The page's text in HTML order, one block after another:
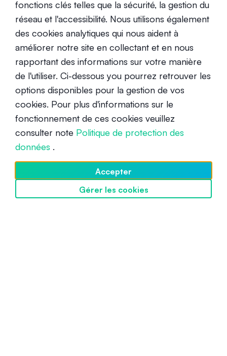
Débutant 2 juillet 2025
Les DEX les plus populaires pour
échanger sur Solana
Intermédiaire 19 juin 2024
fonctions clés telles que la sécurité, la gestion du
réseau et l'accessibilité. Nous utilisons également
des cookies analytiques qui nous aident à
améliorer notre site en collectant et en nous
rapportant des informations sur votre manière
de l'utiliser. Ci-dessous you pourrez retrouver les
options disponibles pour la gestion de vos
cookies. Pour plus d'informations sur le
fonctionnement de ces cookies veuillez
consulter note Politique de protection des
données .
Accepter
Gérer les cookies
Découvrir SwissBorg